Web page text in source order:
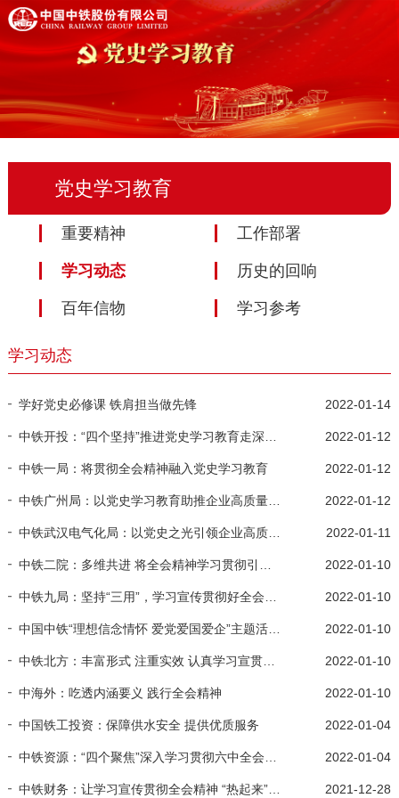
党史学习教育
重要精神 工作部署
学习动态 历史的回响
百年信物 学习参考
学习动态
学好党史必修课 铁肩担当做先锋 2022-01-14
2022-01-12
中铁一局：将贯彻全会精神融入党史学习教育 2022-01-12
中铁广州局：以党史学习教育助推企业高质量发展 2022-01-12
中铁武汉电气化局：以党史之光引领企业高质量发展 2022-01-11
2022-01-10
2022-01-10
中国中铁“理想信念情怀 爱党爱国爱企”主题活动（八） 2022-01-10
中铁北方：丰富形式 注重实效 认真学习宣贯全会精神 2022-01-10
中海外：吃透内涵要义 践行全会精神 2022-01-10
中国铁工投资：保障供水安全 提供优质服务 2022-01-04
2022-01-04
中铁财务：让学习宣传贯彻全会精神 “热起来”“深下去”“落到地” 2021-12-28